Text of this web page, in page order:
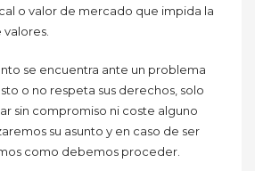
o valor de mercado que impida la
se encuentra ante un problema
o no respeta sus derechos, solo
sin compromiso ni coste alguno
su asunto y en caso de ser
como debemos proceder.